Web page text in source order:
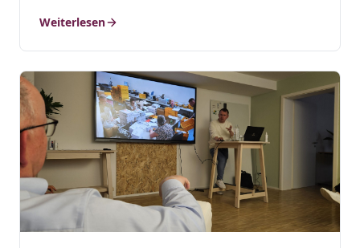
Weiterlesen